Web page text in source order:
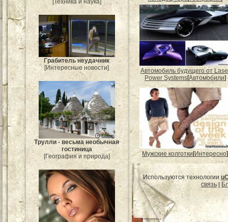
[Техника и наука]
Грабитель неудачник
[Интересные новости]
Трулли - весьма необычная
гостиница
[География и природа]
Автомобиль будущего от
Power Systems[Автомобили]
Мужские колготки [Интересно]
Используются технологии
связь